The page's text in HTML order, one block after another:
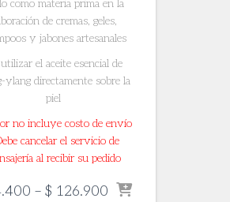
como materia prima en la
de cremas, geles,
y jabones artesanales
el aceite esencial de
ylang directamente sobre la
piel
no incluye costo de envío
cancelar el servicio de
al recibir su pedido
– $ 126.900 Price